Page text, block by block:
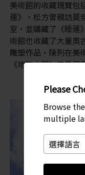
Please
Browse
multiple
美術館的收藏瑰寶包
蓮》，松方曾親訪莫
室，並購藏了《睡蓮
術館也收藏了大量
雕塑作品，陳列在美
《地獄之門》皆是